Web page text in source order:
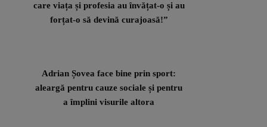
care viața și profesia au învățat-o și au
forțat-o să devină curajoasă!”
Adrian Șovea face bine prin sport:
aleargă pentru cauze sociale și pentru
a împlini visurile altora